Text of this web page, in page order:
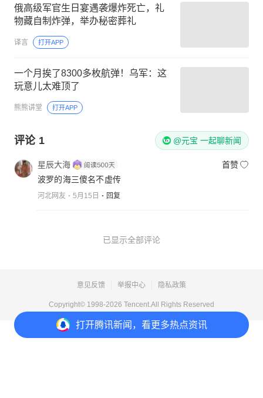
打开腾讯新闻，看更多热点资讯
俄高级军官生日宴遇袭爆炸死亡，礼
物藏自制炸弹，举办秘密葬礼
译言 打开APP
一个月挨了8300多枚航弹！乌军：这
玩意儿太难顶了
熊熊讲堂 打开APP
评论 1 @元宝 一起聊新闻
星辰大海
首赞
波罗的海三傻名不虚传
河北网友 5月15日 回复
已显示全部评论
意见反馈 举报中心 隐私政策
Copyright© 1998-2026 Tencent.All Rights Reserved